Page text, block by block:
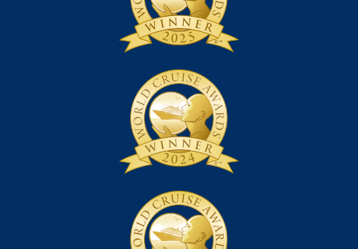
Reservar Silversea
Sobre nós